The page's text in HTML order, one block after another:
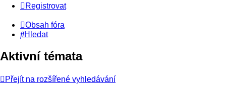
Registrovat
Obsah fóra
Hledat
Aktivní témata
Přejít na rozšířené vyhledávání